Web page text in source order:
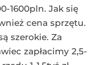
1600pln. Jak się
cena sprzętu.
szerokie. Za
zapłacimy 2,5-